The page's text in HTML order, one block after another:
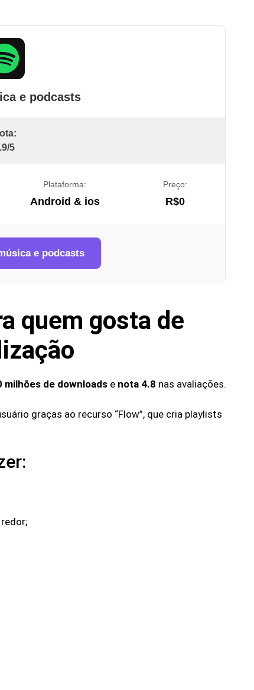
e podcasts
5
Plataforma:
Android & ios
Preço:
R$0
e podcasts
quem gosta de
milhões de downloads e nota 4.8 nas avaliações.
graças ao recurso “Flow”, que cria playlists